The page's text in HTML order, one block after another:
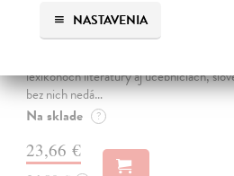
NASTAVENIA
Getting Peter| Kniha
Sú ikonickými postavami našej kultúry.
lexikónoch literatúry aj učebniciach,
bez nich nedá…
Na sklade ?
23,66 €